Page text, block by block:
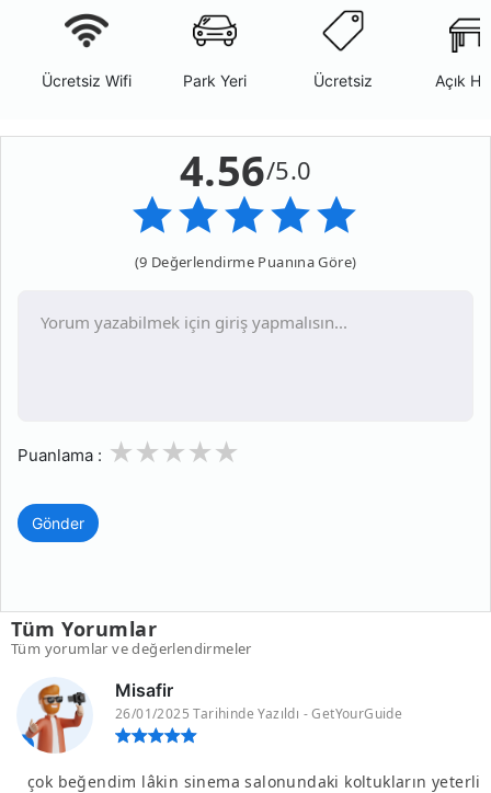
Ücretsiz Wifi Park Yeri Ücretsiz Açık
4.56/5.0
(9 Değerlendirme Puanına Göre)
Puanlama : 3
2
1
Gönder
Tüm Yorumlar
Tüm yorumlar ve değerlendirmeler
Misafir
26/01/2025 Tarihinde Yazıldı - GetYourGuide
çok beğendim lâkin sinema salonundaki koltukların yeterli